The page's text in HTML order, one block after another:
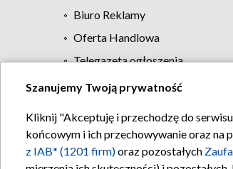
Biuro Reklamy
Oferta Handlowa
Telegazeta ogłoszenia
Szanujemy Twoją prywatność
Kliknij "Akceptuję i przechodzę do
końcowym i ich przechowywanie oraz na
z IAB* (1201 firm)oraz pozostałych